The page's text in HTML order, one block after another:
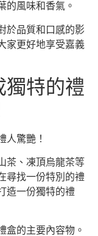
的風味和香氣。
於品質和口感的影
家更好地享受嘉義
獨特的禮
人驚艷！
茶、凍頂烏龍茶等
尋找一份特別的禮
造一份獨特的禮
盒的主要內容物。